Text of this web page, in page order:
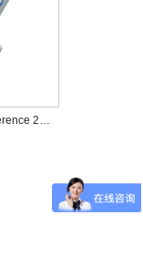
德国艾本德Eppendorf Reference 2手动移液器